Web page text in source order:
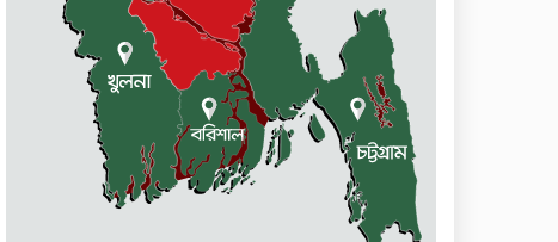
বারহাট্টায় ৪৫টি ভারতীয় টায়ার
জব্দ, গ্রেফতার ১
মোহনগঞ্জ স্বাস্থ্য কমপ্লেক্সের
আউটডোর বন্ধ ॥ ৭ ডাক্তারকে